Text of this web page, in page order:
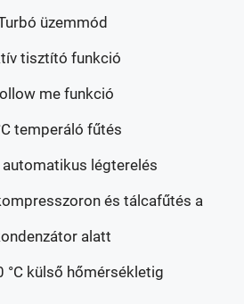
üzemmód
tisztító funkció
me funkció
temperáló fűtés
automatikus légterelés
és tálcafűtés a
alatt
°C külső hőmérsékletig